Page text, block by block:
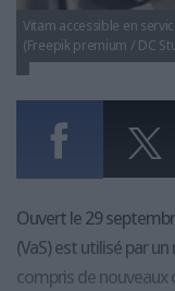
NOS OFFRES
Vitam accessible en
(Freepik premium / DC
Ouvert le 29
(VaS) est utilisé par
compris de nouveaux